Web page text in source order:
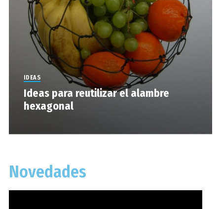
IDEAS
Ideas para reutilizar el alambre
hexagonal
Novedades